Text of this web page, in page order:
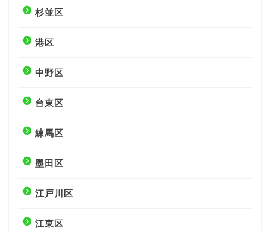
杉並区
港区
中野区
台東区
練馬区
墨田区
江戸川区
江東区